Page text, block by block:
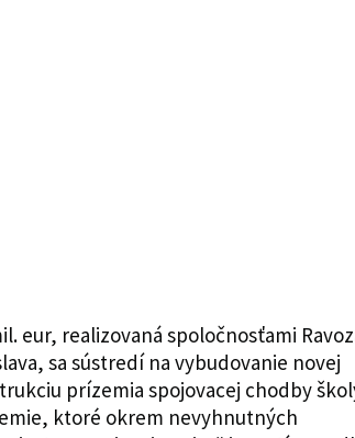
eur, realizovaná spoločnosťami
sa sústredí na vybudovanie novej
prízemia spojovacej chodby
ktoré okrem nevyhnutných